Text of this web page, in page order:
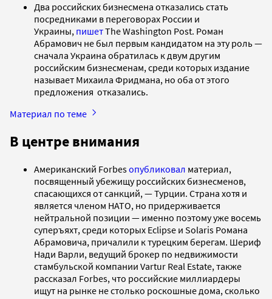
Два российских бизнесмена отказались стать
посредниками в переговорах России и
Украины, пишетThe Washington Post. Роман
Абрамович не был первым кандидатом на эту роль —
сначала Украина обратилась к двум другим
российским бизнесменам, среди которых издание
называет Михаила Фридмана, но оба от этого
предложения отказались.
Материал по теме
В центре внимания
Американский Forbesопубликовал материал,
посвященный убежищу российских бизнесменов,
спасающихся от санкций, — Турции. Страна хотя и
является членом НАТО, но придерживается
нейтральной позиции — именно поэтому уже восемь
суперъяхт, среди которых Eclipse и Solaris Романа
Абрамовича, причалили к турецким берегам. Шериф
Нади Варли, ведущий брокер по недвижимости
стамбульской компании Vartur Real Estate, также
рассказал Forbes, что российские миллиардеры
ищут на рынке не столько роскошные дома, сколько